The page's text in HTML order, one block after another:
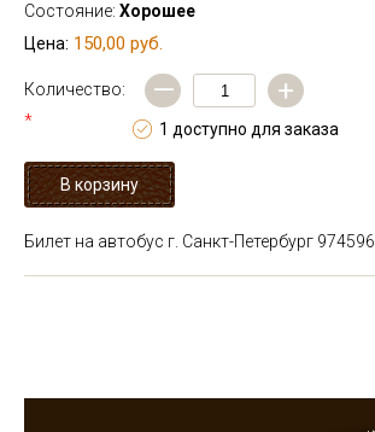
Состояние: Хорошее
Цена: 150,00 руб.
Количество:
*
— +
1 доступно для заказа
Билет на автобус г. Санкт-Петербург 974596